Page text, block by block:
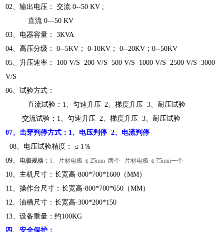
02、输出电压： 交流 0--50 KV ;
直流 0—50 KV
03、电器容量： 3KVA
04、高压分级： 0--5KV； 0-10KV； 0--20KV；0--50KV
05、升压速率： 100 V/S 200 V/S 500 V/S 1000 V/S 2500 V/S 3000
V/S
06、试验方式：
直流试验：1、匀速升压 2、梯度升压 3、耐压试验
交流试验：1、匀速升压 2、梯度升压 3、耐压试验
07、击穿判停方式：1、电压判停 2、电流判停
08、电压试验精度： ≤ 1％
09、 电极规格： 1、片材电极 ￠25mm 两个 片材电极 ￠75mm一个
10、主机尺寸：长宽高-800*700*1600（MM）
11、操作台尺寸：长宽高-800*700*650（MM）
12、油槽尺寸：长宽高-300*200*150
13、设备重量：约100KG
四、安全保护：